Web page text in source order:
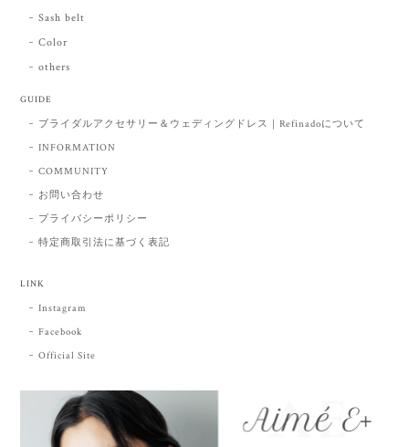
Sash belt
Color
others
GUIDE
ブライダルアクセサリー＆ウェディングドレス｜Refinadoについて
INFORMATION
COMMUNITY
お問い合わせ
プライバシーポリシー
特定商取引法に基づく表記
LINK
Instagram
Facebook
Official Site